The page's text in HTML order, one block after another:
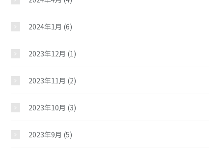
2024年1月 (6)
2023年12月 (1)
2023年11月 (2)
2023年10月 (3)
2023年9月 (5)